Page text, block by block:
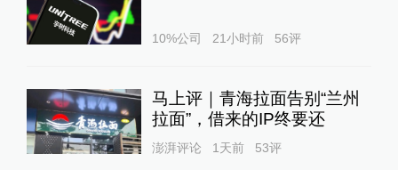
10%公司 21小时前 56评
马上评｜青海拉面告别“兰州
拉面”，借来的IP终要还
澎湃评论 1天前 53评